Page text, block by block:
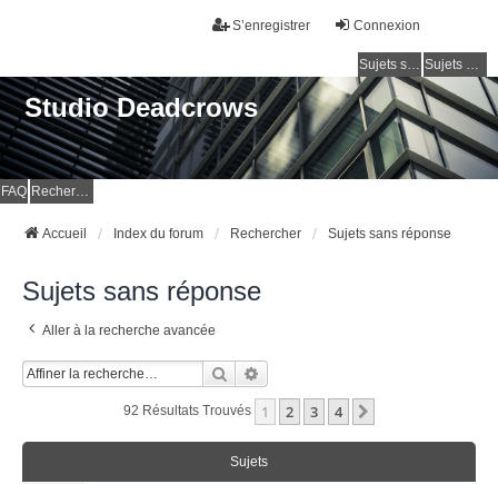
Connexion
S’enregistrer
Sujets sans réponse Sujets actifs
Studio Deadcrows
FAQ Rechercher
Accueil Index du forum Rechercher Sujets sans réponse
Sujets sans réponse
Aller à la recherche avancée
Rechercher
92 Résultats Trouvés 1 2 3 4
Sujets